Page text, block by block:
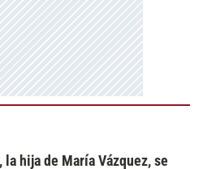
la hija de María Vázquez, se